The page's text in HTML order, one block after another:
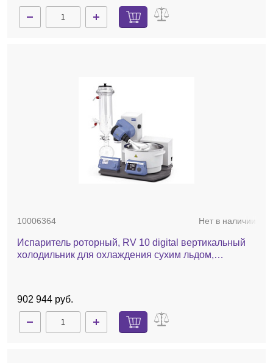
10006364 Нет в наличии
Испаритель роторный, RV 10 digital вертикальный
холодильник для охлаждения сухим льдом,
902 944 руб.